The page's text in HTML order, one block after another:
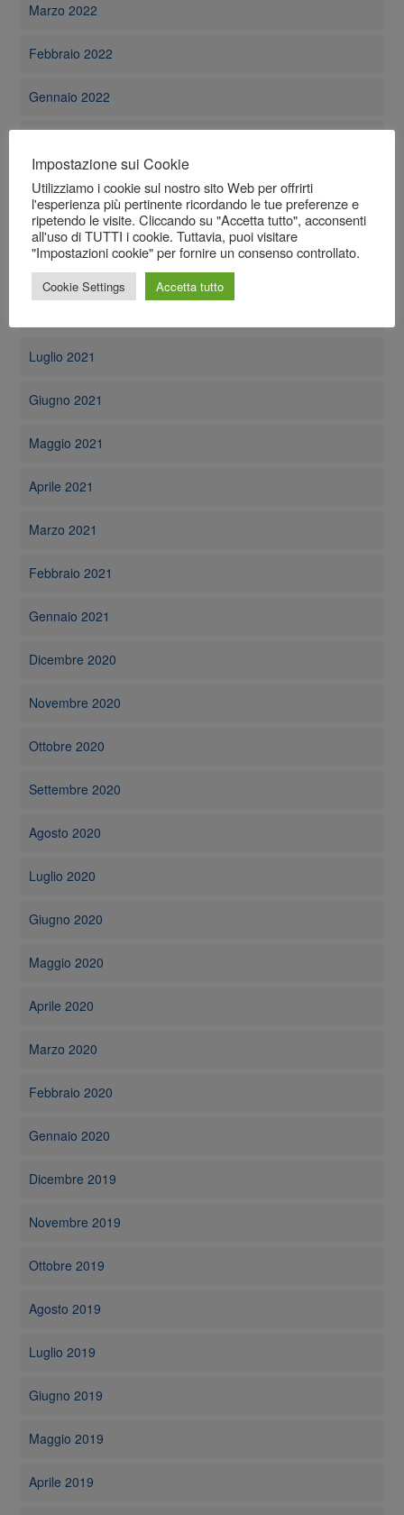
Marzo 2022
Febbraio 2022
Gennaio 2022
Novembre 2021
Ottobre 2021
Settembre 2021
Luglio 2021
Giugno 2021
Maggio 2021
Aprile 2021
Marzo 2021
Febbraio 2021
Gennaio 2021
Dicembre 2020
Novembre 2020
Ottobre 2020
Settembre 2020
Agosto 2020
Luglio 2020
Giugno 2020
Maggio 2020
Aprile 2020
Marzo 2020
Febbraio 2020
Gennaio 2020
Dicembre 2019
Novembre 2019
Ottobre 2019
Agosto 2019
Luglio 2019
Giugno 2019
Maggio 2019
Aprile 2019
Impostazione sui Cookie
Utilizziamo i cookie sul nostro sito Web per offrirti
l'esperienza più pertinente ricordando le tue preferenze e
ripetendo le visite. Cliccando su "Accetta tutto", acconsenti
all'uso di TUTTI i cookie. Tuttavia, puoi visitare
"Impostazioni cookie" per fornire un consenso controllato.
Cookie Settings Accetta tutto